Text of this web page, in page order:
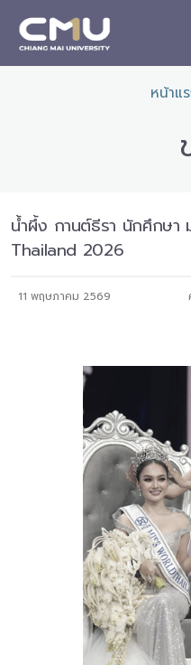
หน้าแ
น้ำผึ้ง กานต์ธีรา นักศึกษา
Thailand 2026
11 พฤษภาคม 2569